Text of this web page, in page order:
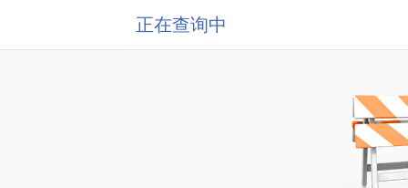
正在查询中